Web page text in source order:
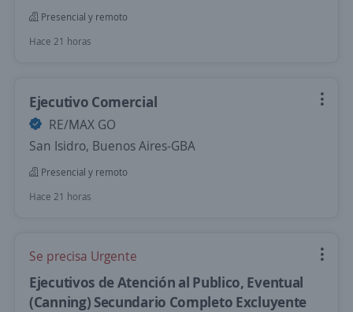
Presencial y remoto
Hace 21 horas
Ejecutivo Comercial
RE/MAX GO
San Isidro, Buenos Aires-GBA
Presencial y remoto
Hace 21 horas
Se precisa Urgente
Ejecutivos de Atención al Publico, Eventual
(Canning) Secundario Completo Excluyente